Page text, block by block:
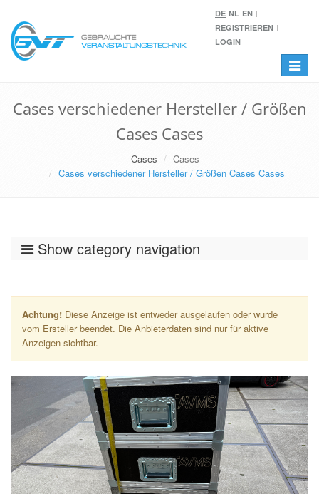
DE NL EN
REGISTRIEREN
LOGIN
Toggle
Cases verschiedener Hersteller / Größen
Cases Cases
Cases
Cases
Cases verschiedener Hersteller / Größen Cases Cases
Show category navigation
Achtung! Diese Anzeige ist entweder ausgelaufen oder wurde
vom Ersteller beendet. Die Anbieterdaten sind nur für aktive
Anzeigen sichtbar.